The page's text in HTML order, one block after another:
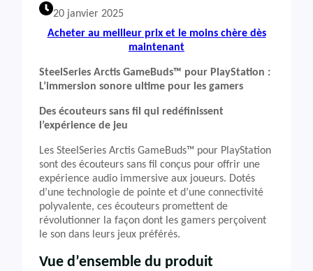
20 janvier 2025
Acheter au meilleur prix et le moins chère dès
maintenant
SteelSeries Arctis GameBuds™ pour PlayStation :
L’immersion sonore ultime pour les gamers
Des écouteurs sans fil qui redéfinissent
l’expérience de jeu
Les SteelSeries Arctis GameBuds™ pour PlayStation
sont des écouteurs sans fil conçus pour offrir une
expérience audio immersive aux joueurs. Dotés
d’une technologie de pointe et d’une connectivité
polyvalente, ces écouteurs promettent de
révolutionner la façon dont les gamers perçoivent
le son dans leurs jeux préférés.
Vue d’ensemble du produit